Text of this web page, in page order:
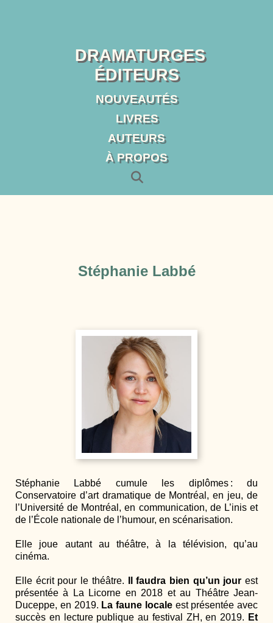
DRAMATURGES
ÉDITEURS
NOUVEAUTÉS
LIVRES
AUTEURS
À PROPOS
Stéphanie Labbé
Stéphanie Labbé cumule les diplômes : du
Conservatoire d’art dramatique de Montréal, en jeu, de
l’Université de Montréal, en communication, de L’inis et
de l’École nationale de l’humour, en scénarisation.
Elle joue autant au théâtre, à la télévision, qu’au
cinéma.
Elle écrit pour le théâtre. Il faudra bien qu’un jour est
présentée à La Licorne en 2018 et au Théâtre Jean-
Duceppe, en 2019. La faune localeest présentée avec
succès en lecture publique au festival ZH, en 2019. Et